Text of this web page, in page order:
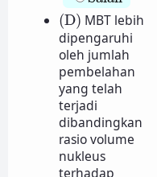
(D)
(D) MBT lebih
dipengaruhi
oleh jumlah
pembelahan
yang telah
terjadi
dibandingkan
rasio volume
nukleus
terhadap